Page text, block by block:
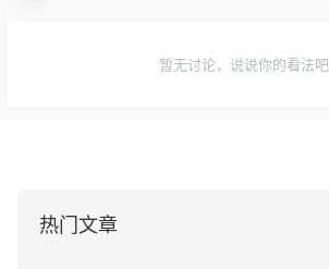
暂无讨论，说说你的看法吧
热门文章